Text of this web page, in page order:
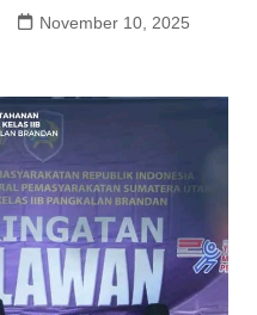
November 10, 2025